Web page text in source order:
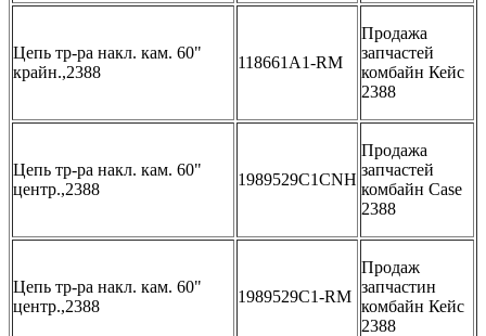
Цепь тр-ра накл. кам. 60"
крайн.,2388
118661A1-RM
Продажа
запчастей
комбайн Кейс
2388
Цепь тр-ра накл. кам. 60"
центр.,2388
1989529C1CNH
Продажа
запчастей
комбайн Case
2388
Цепь тр-ра накл. кам. 60"
центр.,2388
1989529C1-RM
Продаж
запчастин
комбайн Кейс
2388